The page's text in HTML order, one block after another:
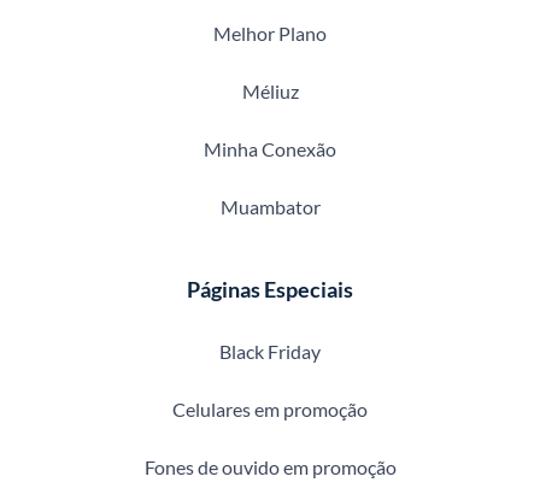
Melhor Plano
Méliuz
Minha Conexão
Muambator
Páginas Especiais
Black Friday
Celulares em promoção
Fones de ouvido em promoção